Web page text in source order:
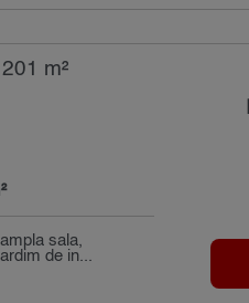
m²
sala,
de in...